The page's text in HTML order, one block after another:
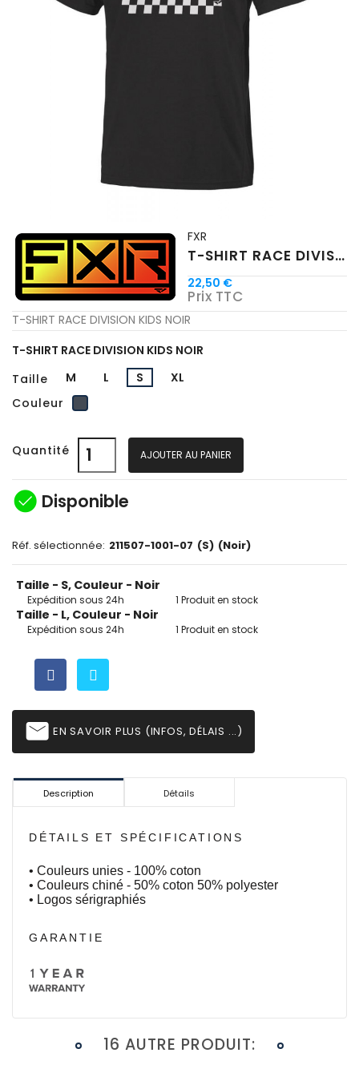
FXR
T-SHIRT RACE DIVISION KIDS NOIR
22,50 €
Prix TTC
T-SHIRT RACE DIVISION KIDS NOIR
T-SHIRT RACE DIVISION KIDS NOIR
Taille
M L S
XL
Couleur
Noir
Quantité AJOUTER AU PANIER
check_circle Disponible
Réf. sélectionnée: 211507-1001-07 (S) (Noir)
Taille - S, Couleur - Noir
Expédition sous 24h 1 Produit en stock
Taille - L, Couleur - Noir
Expédition sous 24h 1 Produit en stock
email EN SAVOIR PLUS (INFOS, DÉLAIS ...)
Description Détails
DÉTAILS ET SPÉCIFICATIONS
• Couleurs unies - 100% coton
• Couleurs chiné - 50% coton 50% polyester
• Logos sérigraphiés
GARANTIE
16 AUTRE PRODUIT: